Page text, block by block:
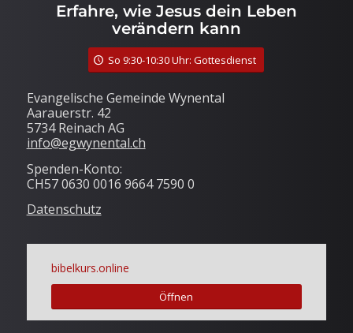
Erfahre, wie Jesus dein Leben
verändern kann
So 9:30-10:30 Uhr: Gottesdienst
Evangelische Gemeinde Wynental
Aarauerstr. 42
5734 Reinach AG
info@egwynental.ch
Spenden-Konto:
CH57 0630 0016 9664 7590 0
Datenschutz
bibelkurs.online
Öffnen